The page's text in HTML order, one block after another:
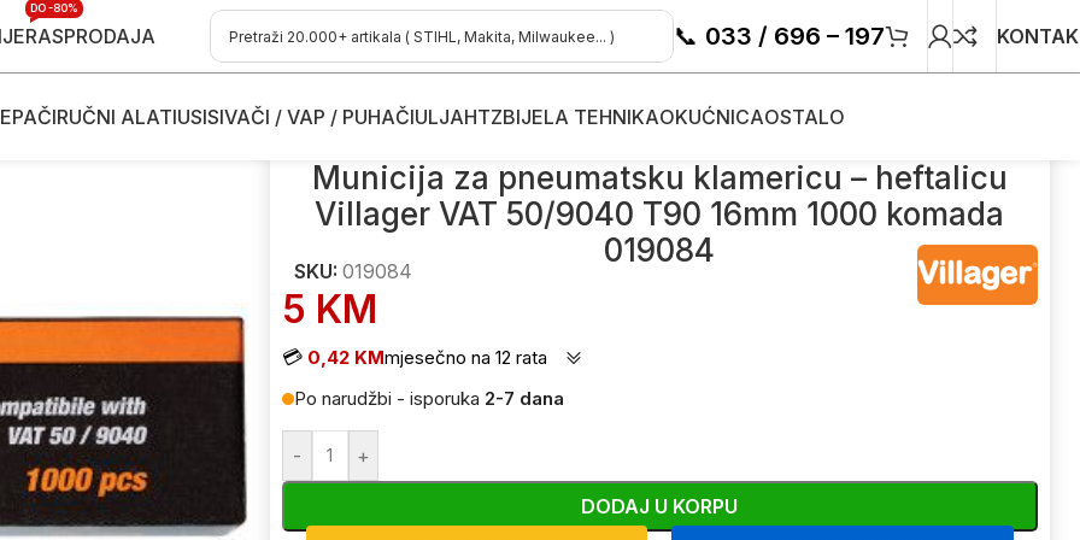
RASPRODAJA
DO -80%
📞 033 / 696 – 197
RUČNI ALATIUSISIVAČI / VAP / PUHAČIULJAHTZBIJELA TEHNIKAOKUĆNICAOSTALO
- klamerice Municija za pneumatsku klamericu – heftalicu Villager VAT 50/9040 T90 16mm 1000 komada 019084
Municija za pneumatsku klamericu – heftalicu
Villager VAT 50/9040 T90 16mm 1000 komada
019084
SKU: 019084
5 KM
💳 0,42 KMmjesečno na 12 rata
Po narudžbi - isporuka 2-7 dana
- +
DODAJ U KORPU